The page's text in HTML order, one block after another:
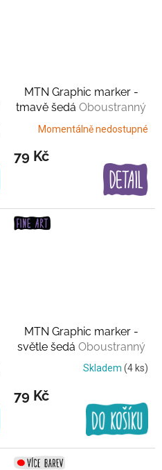
MTN Graphic marker -
tmavě šedá Oboustranný
Momentálně nedostupné
79 Kč
MTN Graphic marker -
světle šedá Oboustranný
Skladem (4 ks)
79 Kč